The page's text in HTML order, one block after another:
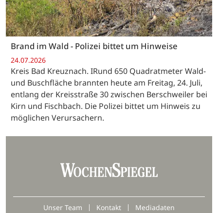
Brand im Wald - Polizei bittet um Hinweise
24.07.2026
Kreis Bad Kreuznach. IRund 650 Quadratmeter Wald-
und Buschfläche brannten heute am Freitag, 24. Juli,
entlang der Kreisstraße 30 zwischen Berschweiler bei
Kirn und Fischbach. Die Polizei bittet um Hinweis zu
möglichen Verursachern.
Unser Team Kontakt Mediadaten